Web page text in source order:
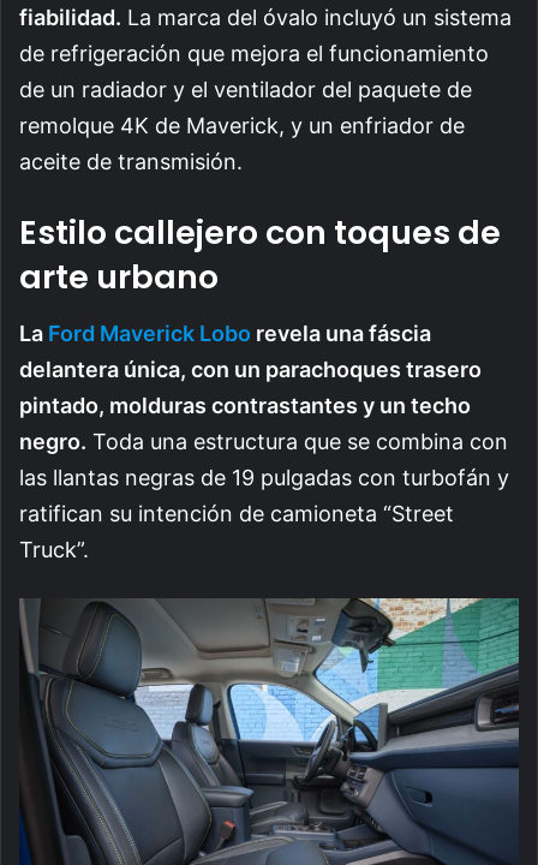
fiabilidad. La marca del óvalo incluyó un sistema
de refrigeración que mejora el funcionamiento
de un radiador y el ventilador del paquete de
remolque 4K de Maverick, y un enfriador de
aceite de transmisión.
Estilo callejero con toques de
arte urbano
La Ford Maverick Lobo revela una fáscia
delantera única, con un parachoques trasero
pintado, molduras contrastantes y un techo
negro. Toda una estructura que se combina con
las llantas negras de 19 pulgadas con turbofán y
ratifican su intención de camioneta “Street
Truck”.